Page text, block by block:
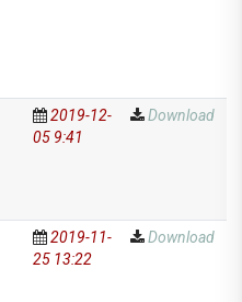
2019-12-
05 9:41
Download
2019-11-
25 13:22
Download